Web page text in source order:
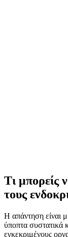
Τι μπορείς
τους
Η απάντηση είναι
ύποπτα συστατικά
εγκεκριμένους